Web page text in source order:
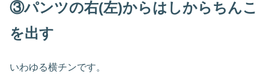
③パンツの右(左)からはしからちんこ
を出す
いわゆる横チンです。